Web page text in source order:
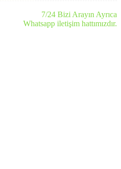
7/24 Bizi Arayın Ayrıca
Whatsapp iletişim hattımızdır.